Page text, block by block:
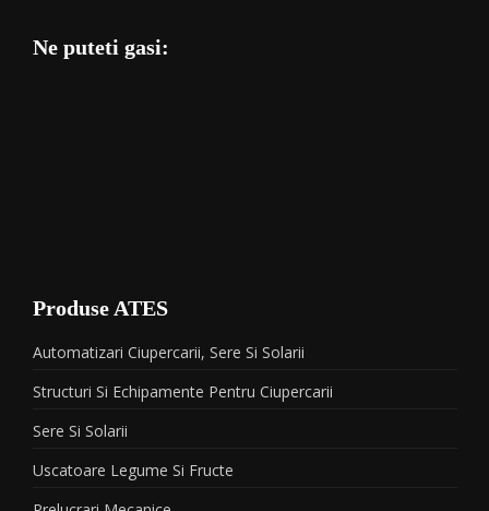
Ne puteti gasi:
Produse ATES
Automatizari Ciupercarii, Sere Si Solarii
Structuri Si Echipamente Pentru Ciupercarii
Sere Si Solarii
Uscatoare Legume Si Fructe